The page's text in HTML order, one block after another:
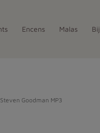
Encens Malas
Goodman MP3